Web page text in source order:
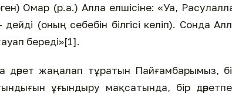
Омар (р.а.) Алла елшісіне: «Уа,
(оның себебін білгісі келіп). Сонда
береді»[1].
дәрет жаңалап тұратын Пайғамбарымыз,
ұғындыру мақсатында, бір